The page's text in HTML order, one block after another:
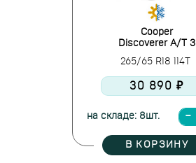
Cooper
Discoverer A/T 3
265/65 R18 114T
30 890 ₽
на складе: 8шт.
В КОРЗИНУ